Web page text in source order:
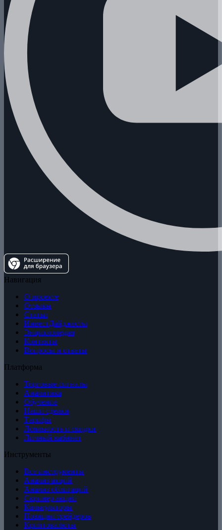
Навигация
О проекте
Отзывы
Статьи
ИнвестДайджесты
Энциклопедия
Контакты
Вопросы и ответы
Платформа
Торговые сигналы
Аналитика
Обучение
Наши сделки
Тарифы
Лояльность и скидки
Личный кабинет
Инструменты
Все инструменты
Анализ акций
Анализ облигаций
Скринер акций
Калькуляторы
Позиции трейдеров
Криптовалюты